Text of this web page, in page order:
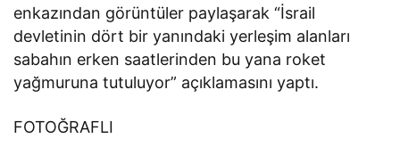
enkazından görüntüler paylaşarak “İsrail
devletinin dört bir yanındaki yerleşim alanları
sabahın erken saatlerinden bu yana roket
yağmuruna tutuluyor” açıklamasını yaptı.
FOTOĞRAFLI